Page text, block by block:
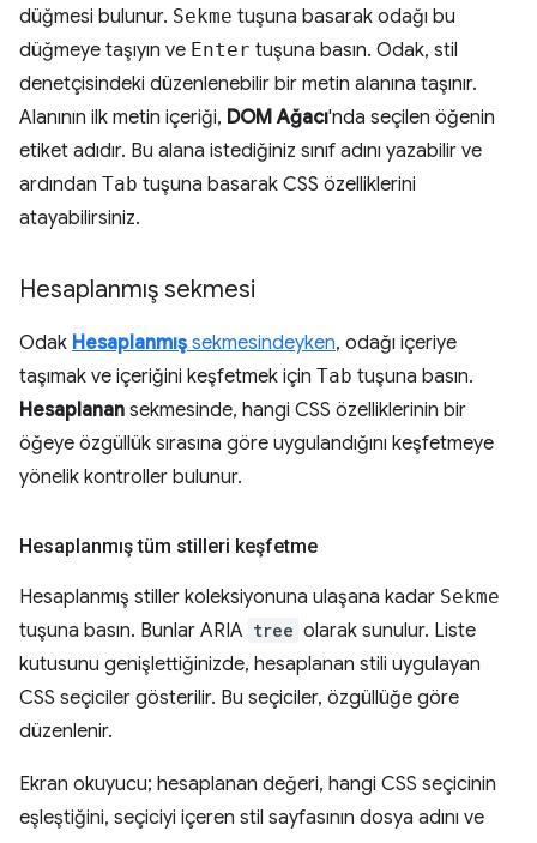
düğmesi bulunur. Sekme tuşuna basarak odağı bu
düğmeye taşıyın ve Enter tuşuna basın. Odak, stil
denetçisindeki düzenlenebilir bir metin alanına taşınır.
Alanının ilk metin içeriği, DOM Ağacı'nda seçilen öğenin
etiket adıdır. Bu alana istediğiniz sınıf adını yazabilir ve
ardından Tab tuşuna basarak CSS özelliklerini
atayabilirsiniz.
Hesaplanmış sekmesi
Odak Hesaplanmış sekmesindeyken, odağı içeriye
taşımak ve içeriğini keşfetmek için Tab tuşuna basın.
Hesaplanan sekmesinde, hangi CSS özelliklerinin bir
öğeye özgüllük sırasına göre uygulandığını keşfetmeye
yönelik kontroller bulunur.
Hesaplanmış tüm stilleri keşfetme
Hesaplanmış stiller koleksiyonuna ulaşana kadar Sekme
tuşuna basın. Bunlar ARIA tree olarak sunulur. Liste
kutusunu genişlettiğinizde, hesaplanan stili uygulayan
CSS seçiciler gösterilir. Bu seçiciler, özgüllüğe göre
düzenlenir.
Ekran okuyucu; hesaplanan değeri, hangi CSS seçicinin
eşleştiğini, seçiciyi içeren stil sayfasının dosya adını ve